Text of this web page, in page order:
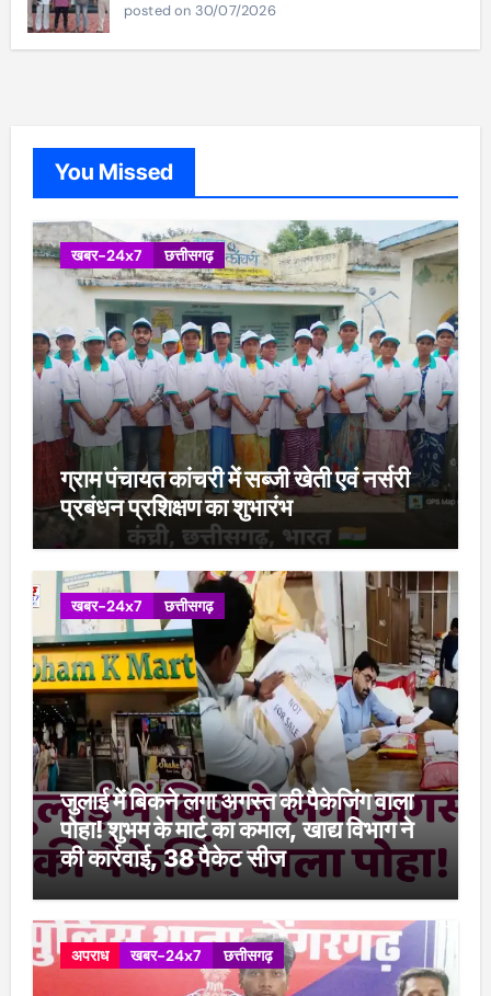
posted on 30/07/2026
You Missed
खबर-24x7 छत्तीसगढ़
ग्राम पंचायत कांचरी में सब्जी खेती एवं नर्सरी
प्रबंधन प्रशिक्षण का शुभारंभ
खबर-24x7 छत्तीसगढ़
जुलाई में बिकने लगा अगस्त की पैकेजिंग वाला
पोहा! शुभम के मार्ट का कमाल, खाद्य विभाग ने
की कार्रवाई, 38 पैकेट सीज
अपराध खबर-24x7 छत्तीसगढ़